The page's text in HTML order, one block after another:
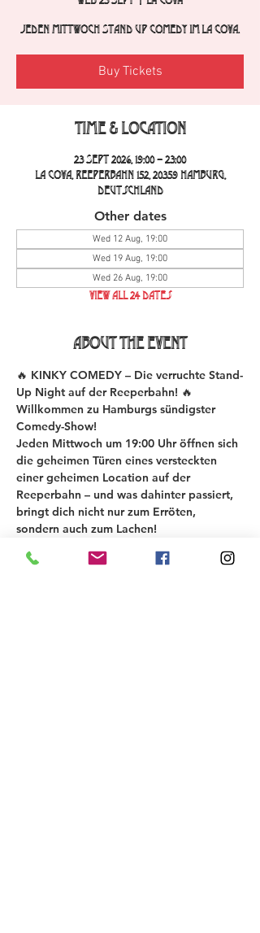
Jeden Mittwoch Stand Up Comedy im La Cova.
Buy Tickets
Time & Location
23 Sept 2026, 19:00 – 23:00
La Cova, Reeperbahn 152, 20359 Hamburg,
Deutschland
Other dates
Wed 12 Aug, 19:00
Wed 19 Aug, 19:00
Wed 26 Aug, 19:00
View all 24 dates
About the event
🔥 KINKY COMEDY – Die verruchte Stand-
Up Night auf der Reeperbahn! 🔥
Willkommen zu Hamburgs sündigster
Comedy-Show!
Jeden Mittwoch um 19:00 Uhr öffnen sich
die geheimen Türen eines versteckten
einer geheimen Location auf der
Reeperbahn – und was dahinter passiert,
bringt dich nicht nur zum Erröten,
sondern auch zum Lachen!
Bei der KINKY COMEDY New Material